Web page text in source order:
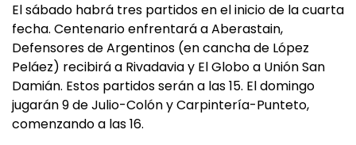
El sábado habrá tres partidos en el inicio de la cuarta
fecha. Centenario enfrentará a Aberastain,
Defensores de Argentinos (en cancha de López
Peláez) recibirá a Rivadavia y El Globo a Unión San
Damián. Estos partidos serán a las 15. El domingo
jugarán 9 de Julio-Colón y Carpintería-Punteto,
comenzando a las 16.